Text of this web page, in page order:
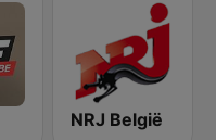
NRJ België